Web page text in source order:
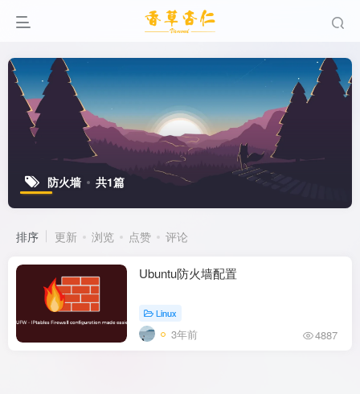
防火墙 共1篇
排序 更新 浏览 点赞 评论
Ubuntu防火墙配置
Linux
3年前 4887